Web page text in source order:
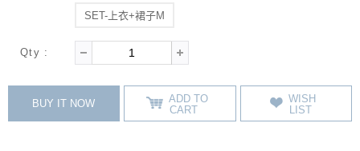
SET-上衣+裙子M
Qty :
BUY IT NOW
ADD TO
CART
WISH
LIST